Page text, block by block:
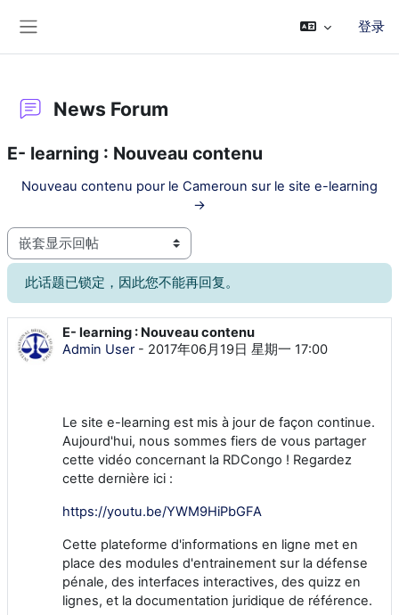
登录
News Forum
E- learning : Nouveau contenu
Nouveau contenu pour le Cameroun sur le site e-learning
→
显示模式
此话题已锁定，因此您不能再回复。
E- learning : Nouveau contenu
Admin User- 2017年06月19日 星期一 17:00
回帖数：0
Le site e-learning est mis à jour de façon continue.
Aujourd'hui, nous sommes fiers de vous partager
cette vidéo concernant la RDCongo ! Regardez
cette dernière ici :
https://youtu.be/YWM9HiPbGFA
Cette plateforme d'informations en ligne met en
place des modules d'entrainement sur la défense
pénale, des interfaces interactives, des quizz en
lignes, et la documentation juridique de référence.